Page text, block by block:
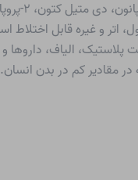
اتر و غیره قابل
الیاف، داروها و
مقادیر کم در بدن انسان.